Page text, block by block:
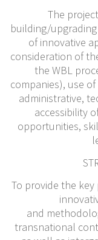
The
building/
of innovative
consideration of
the WBL
companies), use
administrative,
accessibility
opportunities,
To provide the
and
transnational